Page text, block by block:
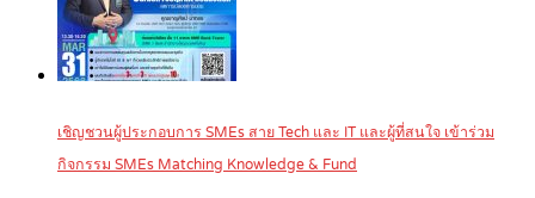
เชิญชวนผู้ประกอบการ SMEs สาย Tech และ IT และผู้ที่สนใจ เข้าร่วม
กิจกรรม SMEs Matching Knowledge & Fund